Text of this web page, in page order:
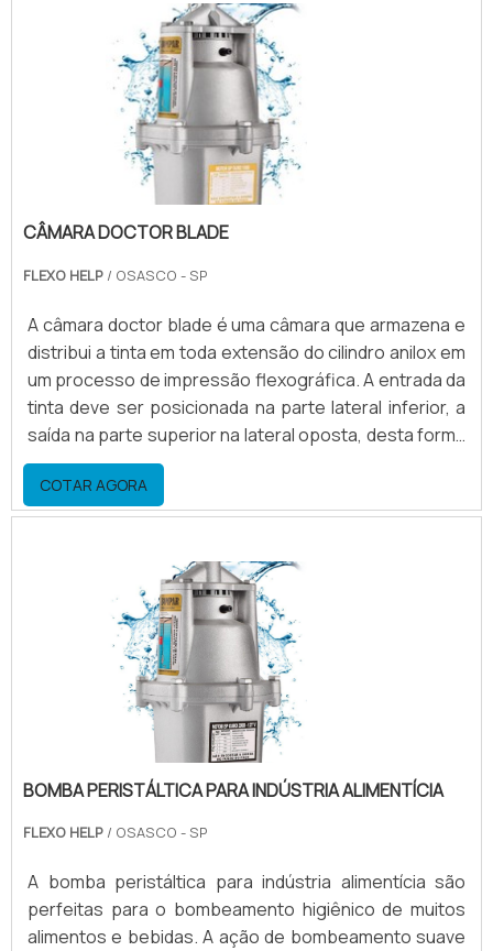
e dimensão da rosca, a qual também pode ser npt ou
CÂMARA DOCTOR BLADE
FLEXO HELP / OSASCO - SP
A câmara doctor blade é uma câmara que armazena e
distribui a tinta em toda extensão do cilindro anilox em
um processo de impressão flexográfica. A entrada da
tinta deve ser posicionada na parte lateral inferior, a
saída na parte superior na lateral oposta, desta forma
a câmara trabalha permanentemente com o nível
máximo de tinta. Quando a bomba for desligada, o
escoamento de tinta pela parte inferior fica
de acionamento do prendedor; Tampa lat.
COTAR AGORA
BOMBA PERISTÁLTICA PARA INDÚSTRIA ALIMENTÍCIA
FLEXO HELP / OSASCO - SP
A bomba peristáltica para indústria alimentícia são
perfeitas para o bombeamento higiênico de muitos
alimentos e bebidas. A ação de bombeamento suave